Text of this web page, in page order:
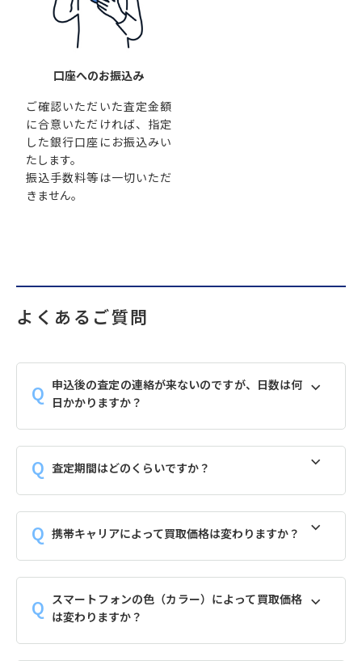
口座へのお振込み
ご確認いただいた査定金額
に合意いただければ、指定
した銀行口座にお振込みい
たします。
振込手数料等は一切いただ
きません。
よくあるご質問
申込後の査定の連絡が来ないのですが、日数は何
日かかりますか？
査定期間はどのくらいですか？
携帯キャリアによって買取価格は変わりますか？
スマートフォンの色（カラー）によって買取価格
は変わりますか？